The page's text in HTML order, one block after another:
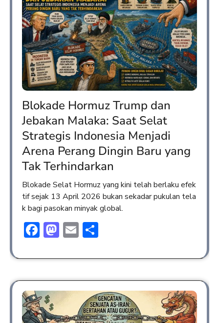
Blokade Hormuz Trump dan
Jebakan Malaka: Saat Selat
Strategis Indonesia Menjadi
Arena Perang Dingin Baru yang
Tak Terhindarkan
Blokade Selat Hormuz yang kini telah berlaku efek
tif sejak 13 April 2026 bukan sekadar pukulan tela
k bagi pasokan minyak global.
Facebook
Mastodon
Email